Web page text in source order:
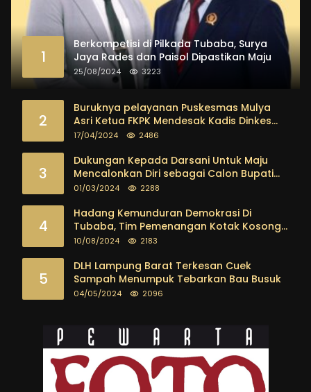
1
Berkompetisi di Pilkada Tubaba, Surya
Jaya Rades dan Paisol Dipastikan Maju
25/08/2024 3223
2
Buruknya pelayanan Puskesmas Mulya
Asri Ketua FKPK Mendesak Kadis Dinkes
Tubaba Ambil Tindakan Tegas
17/04/2024 2486
3
Dukungan Kepada Darsani Untuk Maju
Mencalonkan Diri sebagai Calon Bupati
Tubaba Terus Mengalir Baik Dari
masyarakat
01/03/2024 2288
4
Hadang Kemunduran Demokrasi Di
Tubaba, Tim Pemenangan Kotak Kosong
Segera Dibentuk
10/08/2024 2183
5
DLH Lampung Barat Terkesan Cuek
Sampah Menumpuk Tebarkan Bau Busuk
04/05/2024 2096